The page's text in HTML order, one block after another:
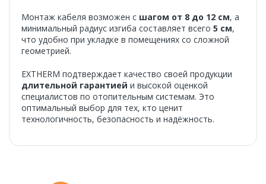
Монтаж кабеля возможен с шагом от 8 до 12 см, а
минимальный радиус изгиба составляет всего 5 см,
что удобно при укладке в помещениях со сложной
геометрией.
EXTHERM подтверждает качество своей продукции
длительной гарантией и высокой оценкой
специалистов по отопительным системам. Это
оптимальный выбор для тех, кто ценит
технологичность, безопасность и надёжность.